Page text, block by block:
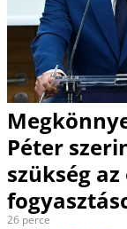
Péter
szükség
26 perce